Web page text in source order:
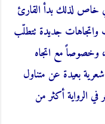
خاص لذلك بدأ القارئ
واتجاهات جديدة تتطلّب
وخصوصاً مع اتجاه
بعيدة عن متناول
في الرواية أكثر من